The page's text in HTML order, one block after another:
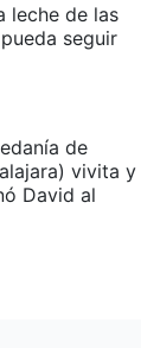
leche de las
seguir
de
vivita y
David al